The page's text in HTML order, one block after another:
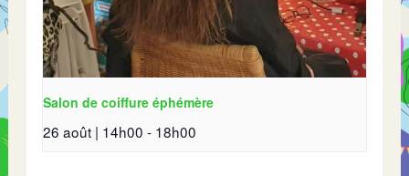
Salon de coiffure éphémère
26 août | 14h00 - 18h00